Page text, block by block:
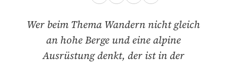
Wer beim Thema Wandern nicht gleich
an hohe Berge und eine alpine
Ausrüstung denkt, der ist in der